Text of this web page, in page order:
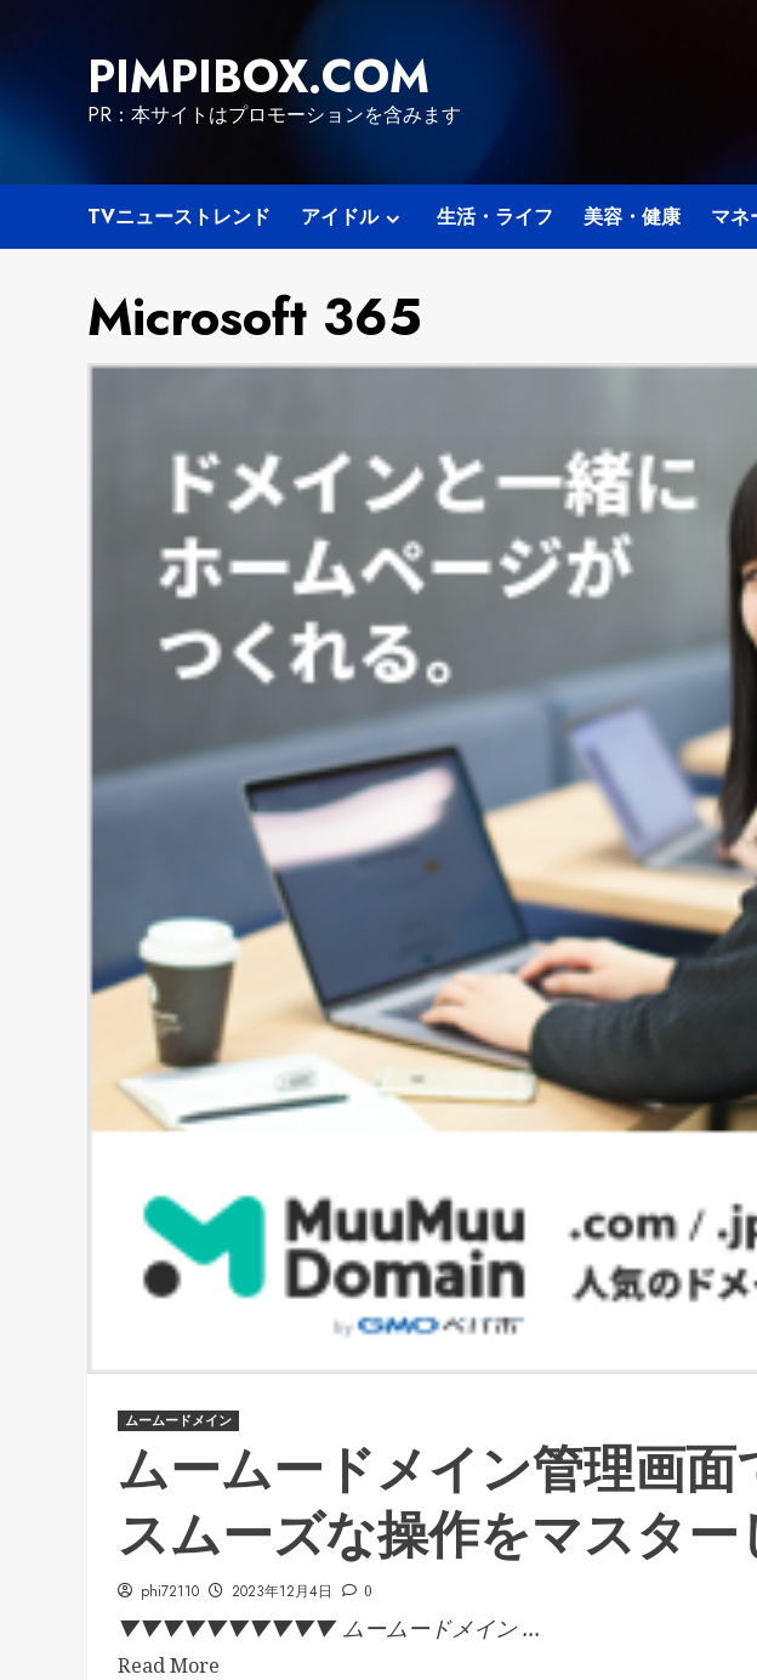
PIMPIBOX.COM
PR：本サイトはプロモーションを含みます
TVニューストレンド アイドル 生活・ライフ 美容・健康 マネ
Microsoft 365
ムームードメイン
ムームードメイン管理画面
スムーズな操作をマスター
phi72110 2023年12月4日 0
▼▼▼▼▼▼▼▼▼▼ ムームードメイン ...
Read More